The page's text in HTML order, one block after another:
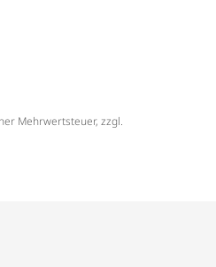
Mehrwertsteuer, zzgl.